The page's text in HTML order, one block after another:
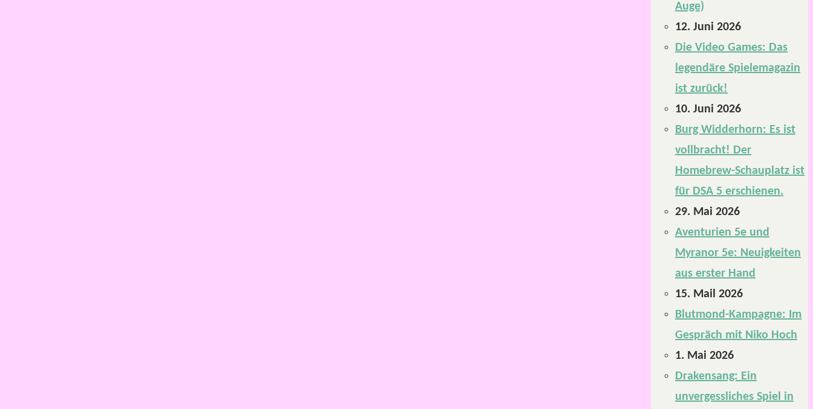
Auge)
12. Juni 2026
Die Video Games: Das
legendäre Spielemagazin
ist zurück!
10. Juni 2026
Burg Widderhorn: Es ist
vollbracht! Der
Homebrew-Schauplatz ist
für DSA 5 erschienen.
29. Mai 2026
Aventurien 5e und
Myranor 5e: Neuigkeiten
aus erster Hand
15. Mail 2026
Blutmond-Kampagne: Im
Gespräch mit Niko Hoch
1. Mai 2026
Drakensang: Ein
unvergessliches Spiel in